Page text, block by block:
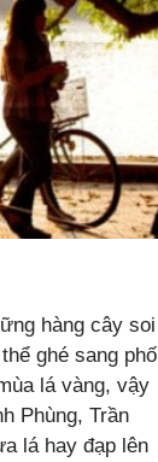
hàng cây soi
ghé sang phố
lá vàng, vậy
Phùng, Trần
lá hay đạp lên